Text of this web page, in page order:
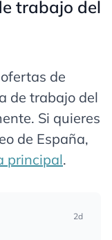
trabajo del
de
de trabajo del
Si quieres
de España,
principal.
2d